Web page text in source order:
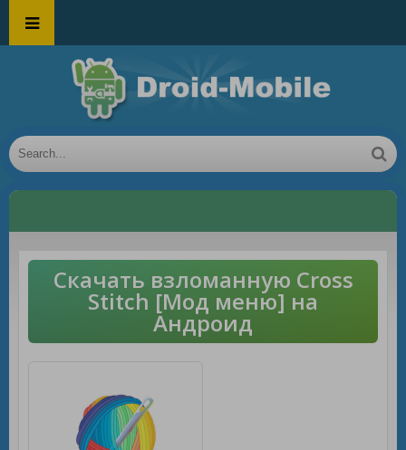
Скачать взломанную Cross
Stitch [Мод меню] на
Андроид